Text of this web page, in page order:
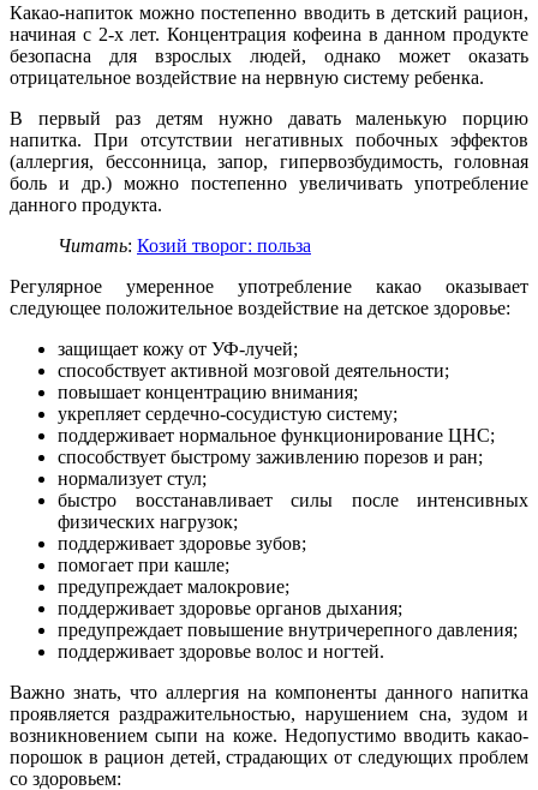
Какао-напиток можно постепенно вводить в детский рацион,
начиная с 2-х лет. Концентрация кофеина в данном продукте
безопасна для взрослых людей, однако может оказать
отрицательное воздействие на нервную систему ребенка.
В первый раз детям нужно давать маленькую порцию
напитка. При отсутствии негативных побочных эффектов
(аллергия, бессонница, запор, гипервозбудимость, головная
боль и др.) можно постепенно увеличивать употребление
данного продукта.
Читать: Козий творог: польза
Регулярное умеренное употребление какао оказывает
следующее положительное воздействие на детское здоровье:
защищает кожу от УФ-лучей;
способствует активной мозговой деятельности;
повышает концентрацию внимания;
укрепляет сердечно-сосудистую систему;
поддерживает нормальное функционирование ЦНС;
способствует быстрому заживлению порезов и ран;
нормализует стул;
быстро восстанавливает силы после интенсивных
физических нагрузок;
поддерживает здоровье зубов;
помогает при кашле;
предупреждает малокровие;
поддерживает здоровье органов дыхания;
предупреждает повышение внутричерепного давления;
поддерживает здоровье волос и ногтей.
Важно знать, что аллергия на компоненты данного напитка
проявляется раздражительностью, нарушением сна, зудом и
возникновением сыпи на коже. Недопустимо вводить какао-
порошок в рацион детей, страдающих от следующих проблем
со здоровьем: